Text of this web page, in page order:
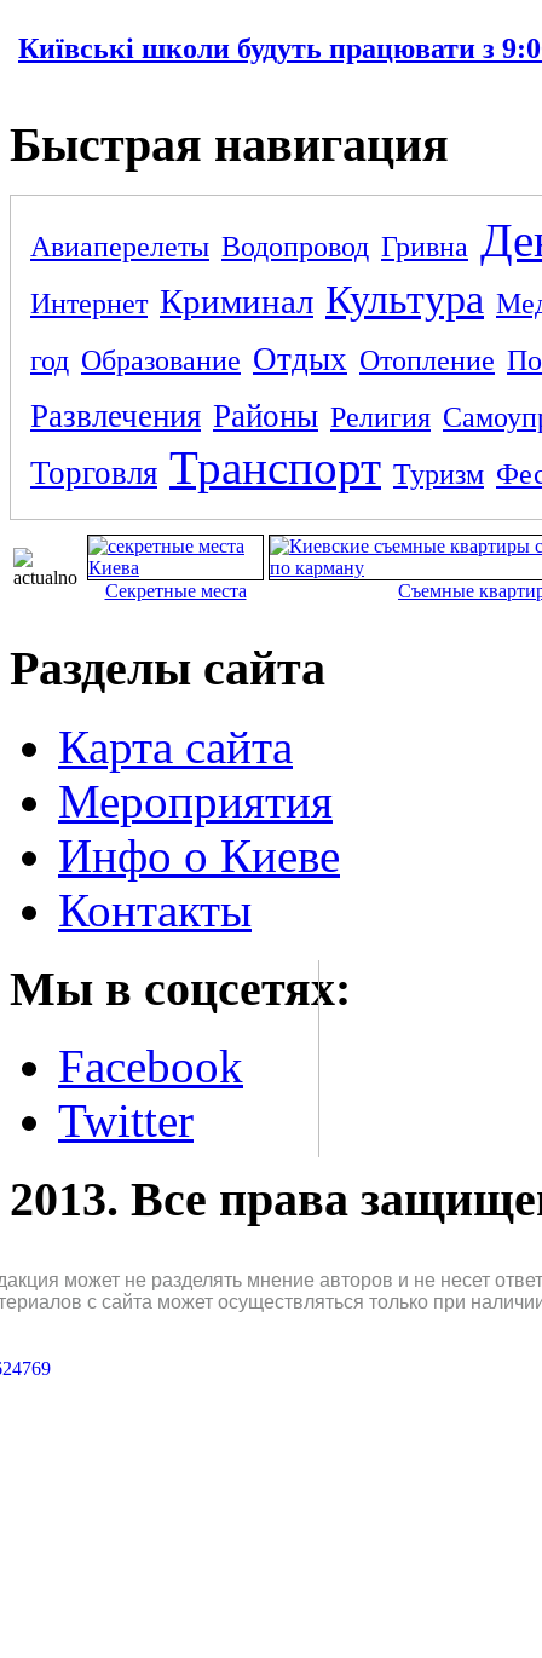
Київські школи будуть працювати з
Быстрая навигация
Авиаперелеты Водопровод Гривна
Интернет Криминал Культура
год Образование Отдых Отопление
Развлечения Районы Религия
Торговля Транспорт Туризм
Секретные места Съемные
Разделы сайта
Карта сайта
Мероприятия
Инфо о Киеве
Контакты
Мы в соцсетях:
Facebook
Twitter
2013. Все права
может не разделять мнение авторов и не несет
с сайта может осуществляться только при